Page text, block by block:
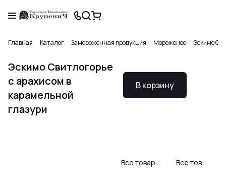
Главная Каталог Замороженная продукция Мороженое Эскимо
Эскимо Свитлогорье
с арахисом в
карамельной
глазури
В корзину
Все товары Свитлогорье Все товары категории